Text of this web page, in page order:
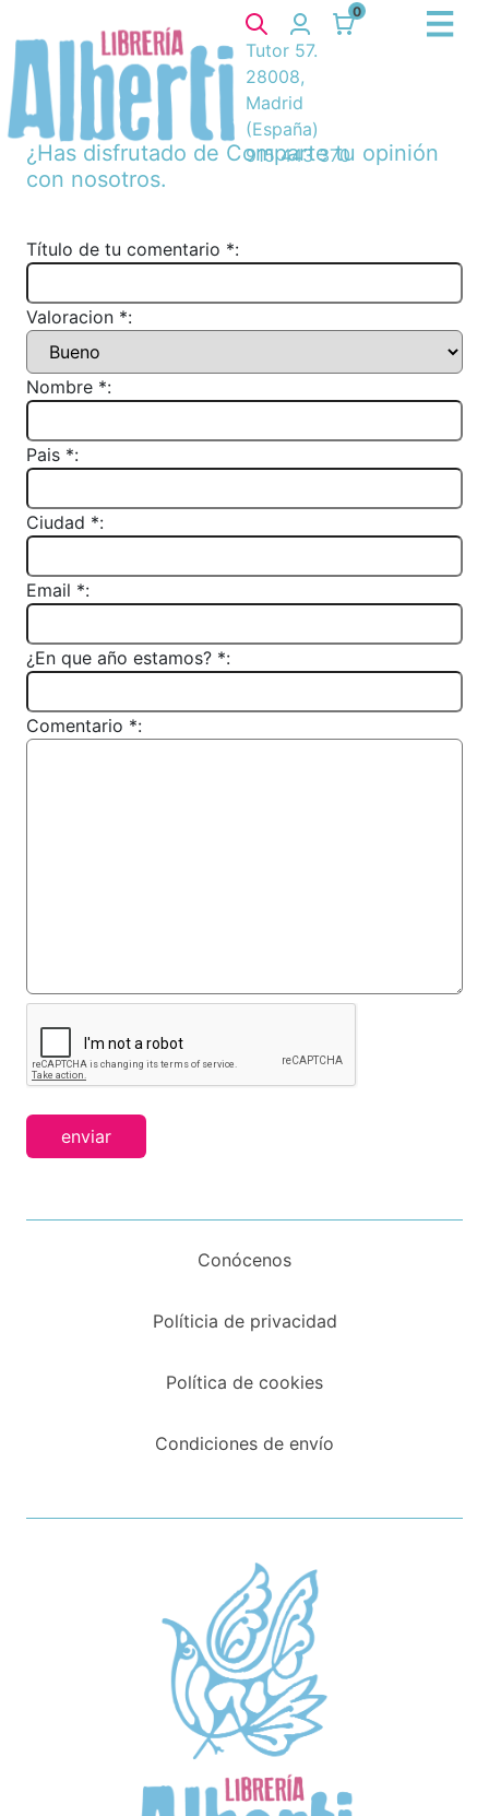
0
Tutor 57.
28008,
Madrid
(España)
915 443 370
¿Has disfrutado de Comparte tu opinión
con nosotros.
Título de tu comentario *:
Valoracion *:
Nombre *:
Pais *:
Ciudad *:
Email *:
¿En que año estamos? *:
Comentario *:
enviar
Conócenos
Políticia de privacidad
Política de cookies
Condiciones de envío